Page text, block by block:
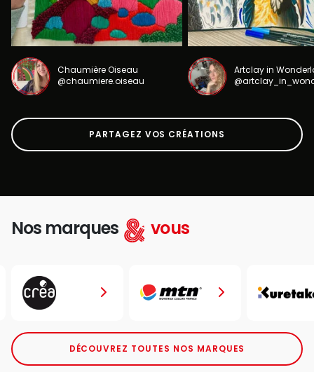
Chaumière Oiseau
@chaumiere.oiseau
Artclay in
PARTAGEZ VOS CRÉATIONS
Nos marques vous
DÉCOUVREZ TOUTES NOS MARQUES